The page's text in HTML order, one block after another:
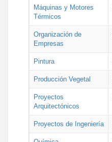
Máquinas y Motores
Térmicos
Organización de
Empresas
Pintura
Producción Vegetal
Proyectos
Arquitectónicos
Proyectos de Ingeniería